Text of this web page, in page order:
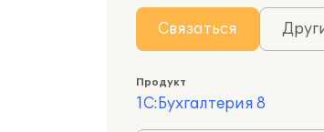
Связаться
Продукт
1С:Бухгалтерия 8